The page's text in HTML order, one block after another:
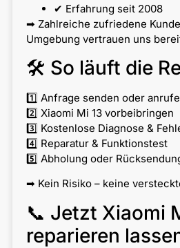
✔ Erfahrung seit 2008
➡ Zahlreiche zufriedene
Umgebung vertrauen uns
🛠 So läuft die
1️⃣ Anfrage senden oder
2️⃣ Xiaomi Mi 13 vorbeibringen
3️⃣ Kostenlose Diagnose &
4️⃣ Reparatur & Funktionstest
5️⃣ Abholung oder
➡ Kein Risiko – keine
📞 Jetzt Xiaomi
reparieren